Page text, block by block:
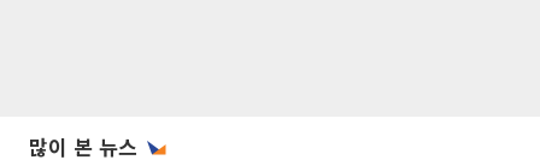
많이 본 뉴스